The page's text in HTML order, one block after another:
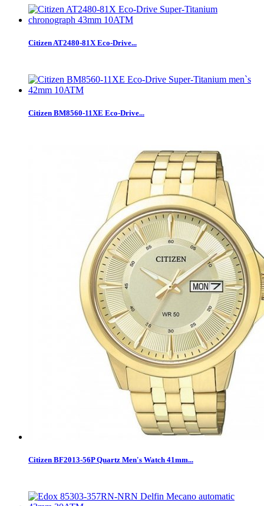
Citizen AT2480-81X Eco-Drive...
Citizen BM8560-11XE Eco-Drive...
Citizen BF2013-56P Quartz Men's Watch 41mm...